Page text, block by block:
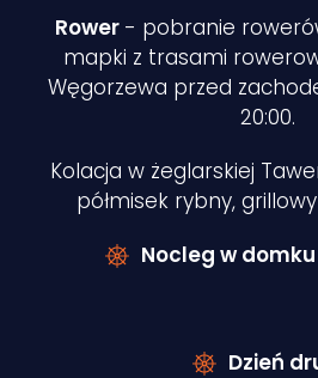
Rower - pobranie
mapki z trasami
Węgorzewa przed
20:00.
Kolacja w żeglarskiej
półmisek rybny,
Nocleg w
Dzień